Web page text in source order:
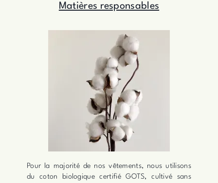
Matières responsables
Pour la majorité de nos vêtements, nous utilisons
du coton biologique certifié GOTS, cultivé sans